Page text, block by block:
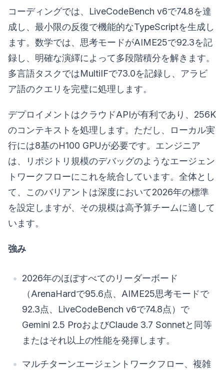
コーディングでは、LiveCodeBench v6で74.8を達
成し、最小限の反復で機能的なTypeScriptを生成し
ます。数学では、思考モードがAIME25で92.3を記
録し、明確な演繹によって多段階積分を解きます。
多言語タスクではMultiIFで73.0を記録し、アラビ
ア語のクエリを完璧に処理します。
デプロイメントはクラウドAPIが有利であり、256K
のコンテキストを処理します。ただし、ローカル実
行には8基のH100 GPUが必要です。エンジニア
は、リポジトリ規模のデバッグのようなエージェン
トワークフローにこれを統合しています。全体とし
て、このバリアントは深度において2026年の標準
を設定しますが、その規模は高予算チームに適して
います。
強み
2026年のほぼすべてのリーダーボード
（ArenaHardで95.6点、AIME25思考モードで
92.3点、LiveCodeBench v6で74.8点）で
Gemini 2.5 ProおよびClaude 3.7 Sonnetと同等
またはそれ以上の性能を発揮します。
マルチターンエージェントワークフロー、複雑